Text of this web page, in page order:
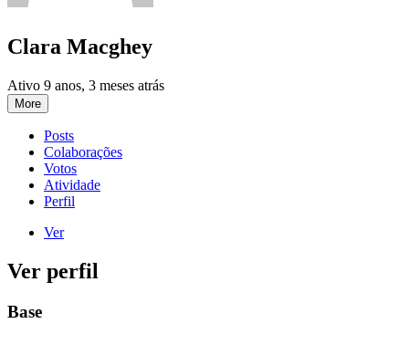
Clara Macghey
Ativo 9 anos, 3 meses atrás
More
Posts
Colaborações
Votos
Atividade
Perfil
Ver
Ver perfil
Base